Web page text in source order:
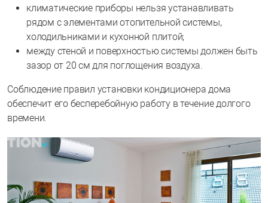
климатические приборы нельзя устанавливать
рядом с элементами отопительной системы,
холодильниками и кухонной плитой;
между стеной и поверхностью системы должен быть
зазор от 20 см для поглощения воздуха.
Соблюдение правил установки кондиционера дома
обеспечит его бесперебойную работу в течение долгого
времени.